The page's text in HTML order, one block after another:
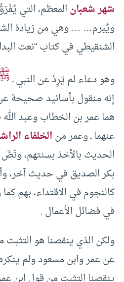
شهر شعبانالمعظم، التي
ويُبرم… … وهي من زيادة
الشنقيطي في كتاب “نعت
وهو دعاء لم يَرِدْ عن النبي ـ
إنه منقول بأسانيد صحيحة
هما عمر بن الخطاب وعبد
عنهما ـ وعمر منالخلفاء
الحديث بالأخذ بسنتهم، ونَصَّ
بكر الصديق في حديث آخر،
كالنجوم في الاقتداء، بهم
في فضائل الأعمال .
ولكن الذي ينقصنا هو التثبت
عن عمر وابن مسعود ولم